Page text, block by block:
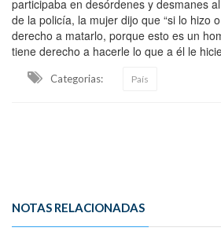
participaba en desórdenes y desmanes
de la policía, la mujer dijo que “si lo hizo
derecho a matarlo, porque esto es un
tiene derecho a hacerle lo que a él le
Categorias: País
NOTAS RELACIONADAS